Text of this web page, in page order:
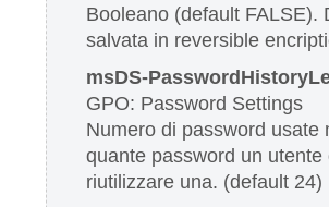
Booleano (default FALSE).
salvata in reversible
msDS-
GPO: Password Settings
Numero di password usate
quante password un
riutilizzare una. (default 24)